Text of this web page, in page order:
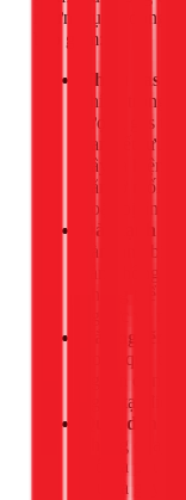
ngưng tụ và đóng
bao gồm:
Thiếu gas
chính trong
lượng gas
van tiết lưu.
gây ra hiện
nằm ở mối
hoặc bị ăn
Dàn lạnh
dàn lạnh bị
cản không
không thể
ngược về
Tắc nghẽn
trong quá
nghẽn dòng
ngay tại điểm
Quạt dàn
không quay
thổi ra
sâu và gây